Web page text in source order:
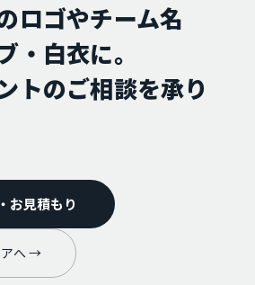
ロゴやチーム名
・白衣に。
トのご相談を承り
お見積もり
アへ →